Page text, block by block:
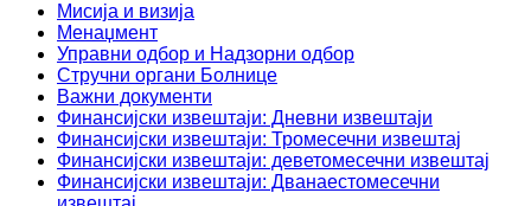
Мисија и визија
Менаџмент
Управни одбор и Надзорни одбор
Стручни органи Болнице
Важни документи
Финансијски извештаји: Дневни извештаји
Финансијски извештаји: Тромесечни извештај
Финансијски извештаји: деветомесечни извештај
Финансијски извештаји: Дванаестомесечни